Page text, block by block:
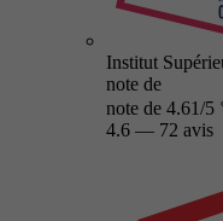
Institut
note de
note de 4.61/5
4.6 — 72 avis